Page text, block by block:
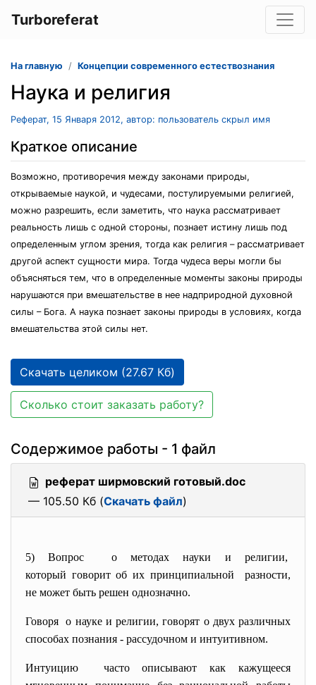
Turboreferat
На главную Концепции современного естествознания
Наука и религия
Реферат, 15 Января 2012, автор: пользователь скрыл имя
Краткое описание
Возможно, противоречия между законами природы,
открываемые наукой, и чудесами, постулируемыми религией,
можно разрешить, если заметить, что наука рассматривает
реальность лишь с одной стороны, познает истину лишь под
определенным углом зрения, тогда как религия – рассматривает
другой аспект сущности мира. Тогда чудеса веры могли бы
объясняться тем, что в определенные моменты законы природы
нарушаются при вмешательстве в нее надприродной духовной
силы – Бога. А наука познает законы природы в условиях, когда
вмешательства этой силы нет.
Скачать целиком (27.67 Кб)
Сколько стоит заказать работу?
Содержимое работы - 1 файл
реферат ширмовский готовый.doc
— 105.50 Кб (Скачать файл)
5) Вопрос о методах науки и религии,
который говорит об их принципиальной разности,
не может быть решен однозначно.
Говоря о науке и религии, говорят о двух различных
способах познания - рассудочном и интуитивном.
Интуицию часто описывают как кажущееся